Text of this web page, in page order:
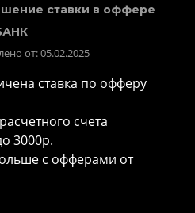
ставки в оффере
от: 05.02.2025
ставка по офферу
счета
3000р.
с офферами от